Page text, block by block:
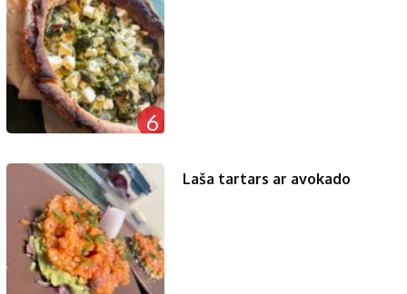
6
Laša tartars ar avokado